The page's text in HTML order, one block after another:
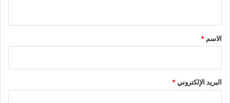
*
الاسم *
البريد الإلكتروني*